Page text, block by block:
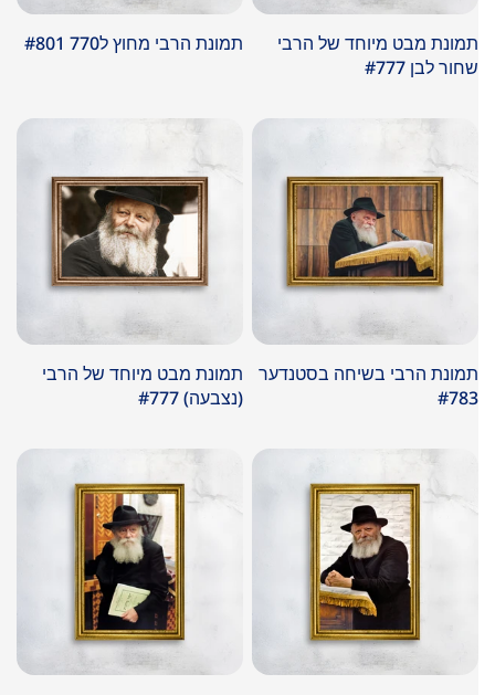
תמונת מבט מיוחד של הרבי
שחור לבן #777
תמונת הרבי מחוץ ל770 #801
תמונת הרבי בשיחה בסטנדער
#783
תמונת מבט מיוחד של הרבי
(נצבעה) #777